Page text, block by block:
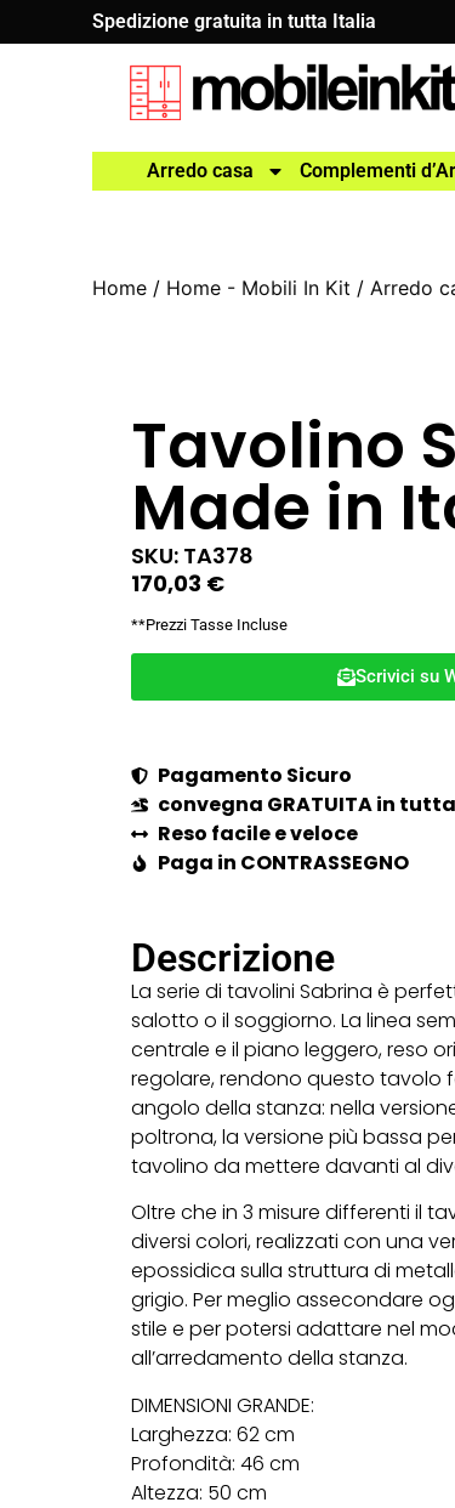
Spedizione gratuita in tutta Italia
Arredo casa Complementi
Home / Home - Mobili In Kit /Arredo
Tavolino
Made in
SKU: TA378
170,03 €
**Prezzi Tasse Incluse
Scrivici su
Pagamento Sicuro
convegna GRATUITA in
Reso facile e veloce
Paga in CONTRASSEGNO
Descrizione
La serie di tavolini Sabrina è
salotto o il soggiorno. La linea
centrale e il piano leggero, reso
regolare, rendono questo tavolo
angolo della stanza: nella
poltrona, la versione più bassa
tavolino da mettere davanti al
Oltre che in 3 misure differenti il
diversi colori, realizzati con una
epossidica sulla struttura di
grigio. Per meglio assecondare
stile e per potersi adattare nel
all’arredamento della stanza.
DIMENSIONI GRANDE:
Larghezza: 62 cm
Profondità: 46 cm
Altezza: 50 cm